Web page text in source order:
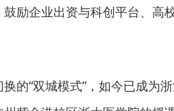
励企业出资与科创平台、高
的“双城模式”，如今已成为